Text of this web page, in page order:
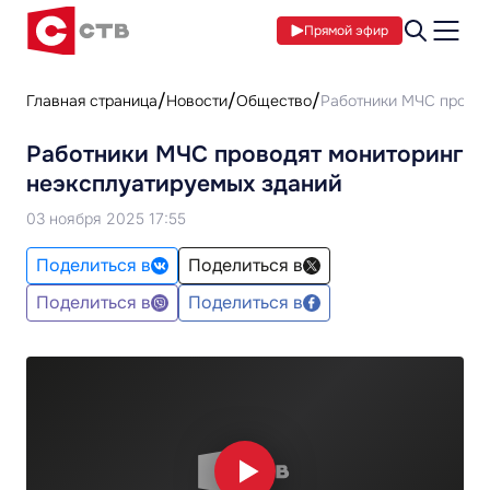
Прямой эфир
Главная страница Новости Общество Работники МЧС
Работники МЧС проводят мониторинг
неэксплуатируемых зданий
03 ноября 2025 17:55
Поделиться в
Поделиться в
Поделиться в
Поделиться в